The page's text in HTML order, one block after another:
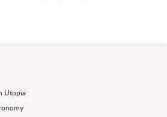
Utopia